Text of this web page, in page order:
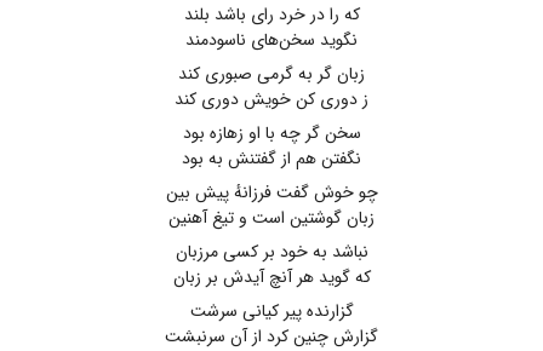
که را در خرد رای باشد بلند
نگوید سخن‌های ناسودمند
زبان گر به گرمی صبوری کند
ز دوری کن خویش دوری کند
سخن گر چه با او زهازه بود
نگفتن هم از گفتنش به بود
چو خوش گفت فرزانهٔ پیش بین
زبان گوشتین است و تیغ آهنین
نباشد به خود بر کسی مرزبان
که گوید هر آنچ آیدش بر زبان
گزارنده پیر کیانی سرشت
گزارش چنین کرد از آن سرنبشت